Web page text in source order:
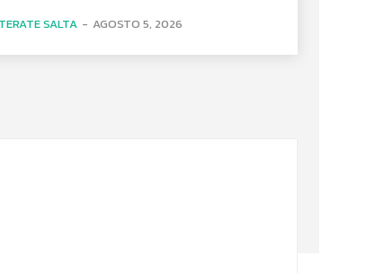
SALTA - AGOSTO 5, 2026